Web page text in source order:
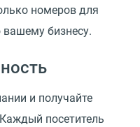
номеров для
вашему бизнесу.
и получайте
посетитель